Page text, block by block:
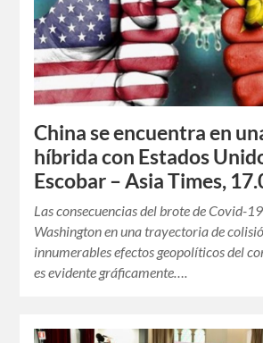
China se encuentra en
híbrida con Estados
Escobar – Asia Times,
Las consecuencias del brote de Covid-
Washington en una trayectoria de
innumerables efectos geopolíticos del
es evidente gráficamente….